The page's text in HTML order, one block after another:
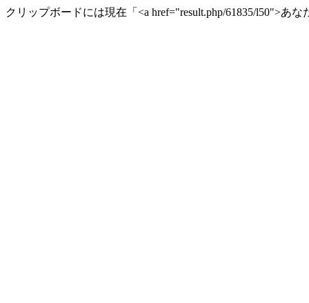
クリップボードには現在「<a href="result.php/61835/l50">あ